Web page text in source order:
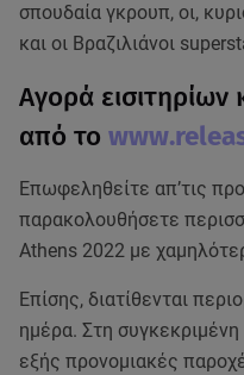
σπουδαία γκρουπ, οι,
και οι Βραζιλιάνοι
Αγορά
από το
Επωφεληθείτε απ’τις
παρακολουθήσετε
Athens 2022 με
Επίσης, διατίθενται
ημέρα. Στη συγκεκριμένη
εξής προνομιακές